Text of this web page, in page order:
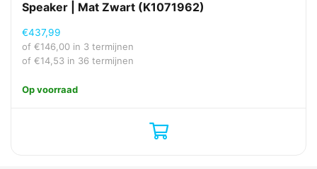
Speaker | Mat Zwart (K1071962)
€437,99
of €146,00 in 3 termijnen
of €14,53 in 36 termijnen
Op voorraad